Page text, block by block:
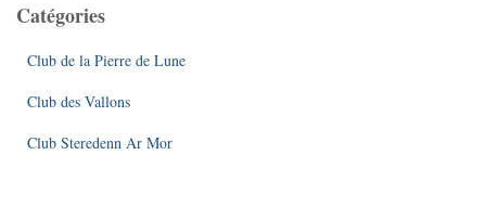
Catégories
Club de la Pierre de Lune
Club des Vallons
Club Steredenn Ar Mor